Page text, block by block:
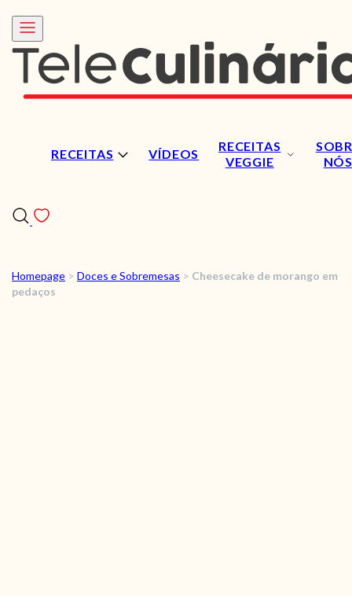
RECEITAS VÍDEOS
RECEITAS
VEGGIE
NÓS
RECEITAS
Homepage > Doces e Sobremesas > Cheesecake de morango em
pedaços